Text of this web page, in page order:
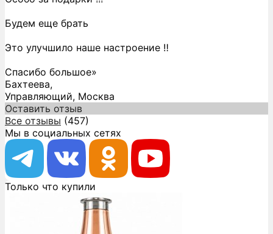
Будем еще брать
Это улучшило наше настроение ‼️
Спасибо большое»
Бахтеева,
Управляющий, Москва
Оставить отзыв
Все отзывы (457)
Мы в социальных сетях
Только что купили